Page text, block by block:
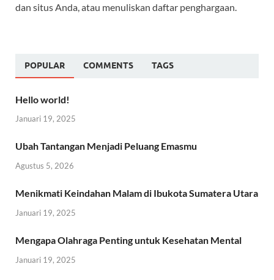
dan situs Anda, atau menuliskan daftar penghargaan.
POPULAR COMMENTS TAGS
Hello world!
Januari 19, 2025
Ubah Tantangan Menjadi Peluang Emasmu
Agustus 5, 2026
Menikmati Keindahan Malam di Ibukota Sumatera Utara
Januari 19, 2025
Mengapa Olahraga Penting untuk Kesehatan Mental
Januari 19, 2025